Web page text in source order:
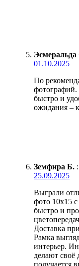
01.10.2025
По
фотографий.
быстро и
ожидания –
Земфира Б. :
25.09.2025
Выграли
фото 10х15 с
быстро и
Доставка
Рамка
интерьер.
делают своё
получается